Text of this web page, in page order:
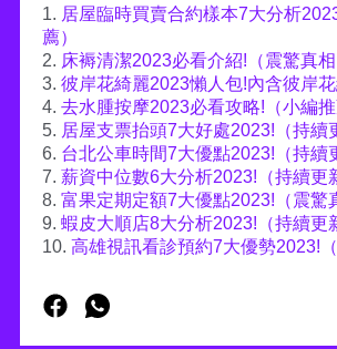
1. 居屋臨時買賣合約樣本7大分析
薦）
2. 床褥清潔2023必看介紹!（震驚真相
3. 彼岸花綺麗2023懶人包!內含彼岸
4. 去水腫按摩2023必看攻略!（小編推
5. 居屋支票抬頭7大好處2023!（持續
6. 台北公車時間7大優點2023!（持續
7. 薪資中位數6大分析2023!（持續更
8. 富果定期定額7大優點2023!（震驚
9. 蝦皮大順店8大分析2023!（持續更
10. 高雄視訊看診預約7大優勢2023!（